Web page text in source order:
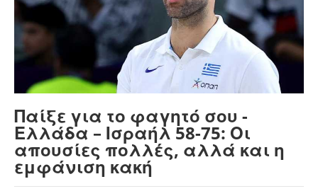
Παίξε για το φαγητό σου -
Ελλάδα – Ισραήλ 58-75: Οι
απουσίες πολλές, αλλά και η
εμφάνιση κακή